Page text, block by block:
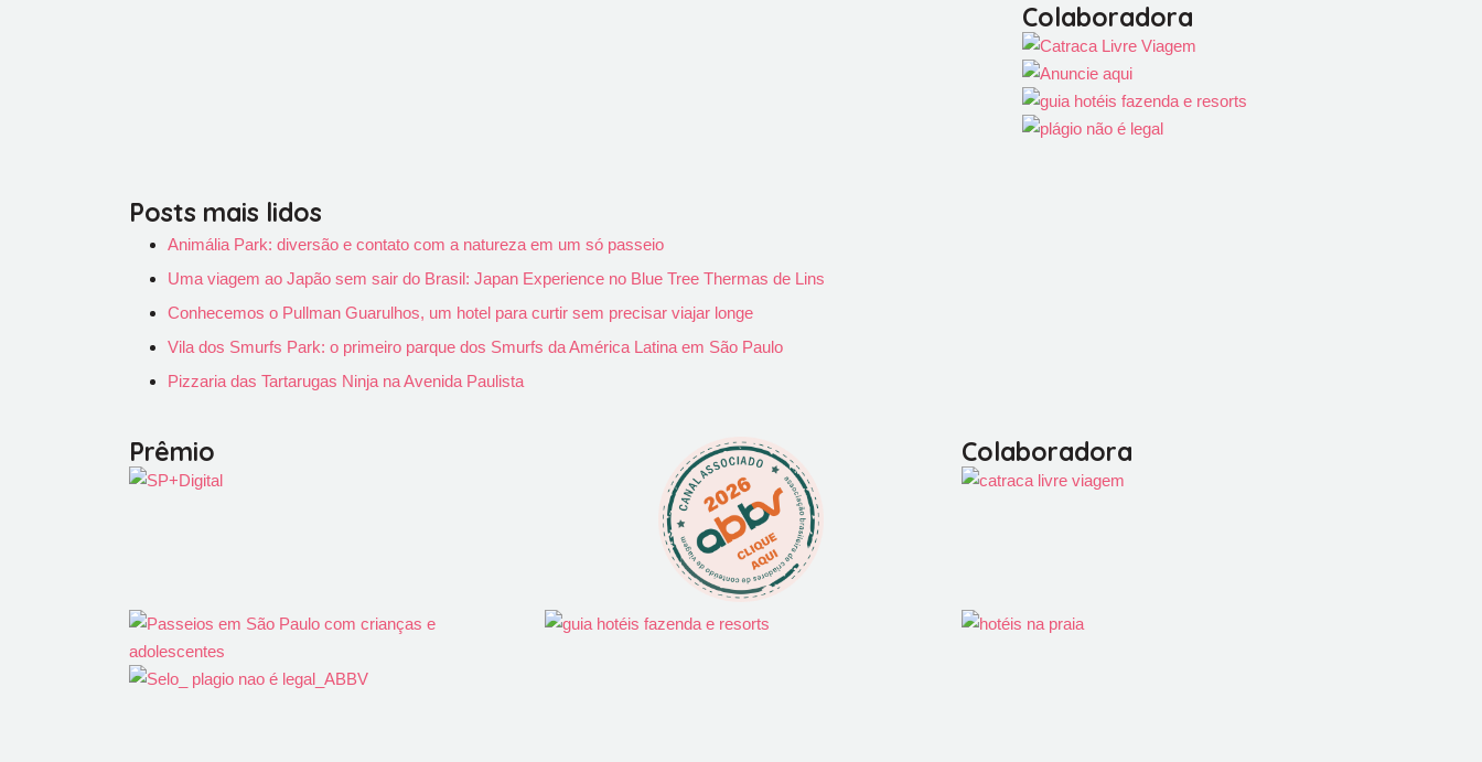
Colaboradora
Posts mais lidos
Animália Park: diversão e contato com a natureza em um só passeio
Uma viagem ao Japão sem sair do Brasil: Japan Experience no Blue Tree Thermas de Lins
Conhecemos o Pullman Guarulhos, um hotel para curtir sem precisar viajar longe
Vila dos Smurfs Park: o primeiro parque dos Smurfs da América Latina em São Paulo
Pizzaria das Tartarugas Ninja na Avenida Paulista
Prêmio Colaboradora